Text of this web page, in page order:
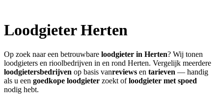
LoodgieterHerten
Op zoek naar een betrouwbare loodgieter in Herten? Wij tonen
loodgieters en rioolbedrijven in en rond Herten. Vergelijk meerdere
loodgietersbedrijven op basis vanreviews en tarieven — handig
als u een goedkope loodgieter zoekt ofloodgieter met spoed
nodig hebt.